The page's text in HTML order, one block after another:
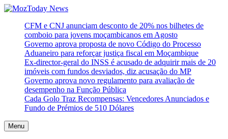
Skip
content
MozToday News
Onde a gente lê.
CFM e CNJ anunciam desconto de 20% nos bilhetes de
comboio para jovens moçambicanos em Agosto
Governo aprova proposta de novo Código do Processo
Aduaneiro para reforçar justiça fiscal em Moçambique
Ex-director-geral do INSS é acusado de adquirir mais de 20
imóveis com fundos desviados, diz acusação do MP
Governo aprova novo regulamento para avaliação de
desempenho na Função Pública
Cada Golo Traz Recompensas: Vencedores Anunciados e
Fundo de Prémios de 510 Dólares
Menu